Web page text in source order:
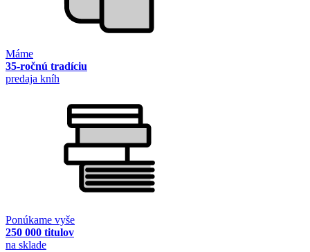
Máme
35-ročnú tradíciu
predaja kníh
Ponúkame vyše
250 000 titulov
na sklade